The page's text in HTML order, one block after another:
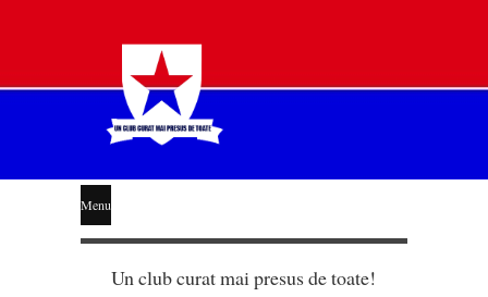
STEAUA
LIBERĂ
Menu
Un club curat mai presus de toate!